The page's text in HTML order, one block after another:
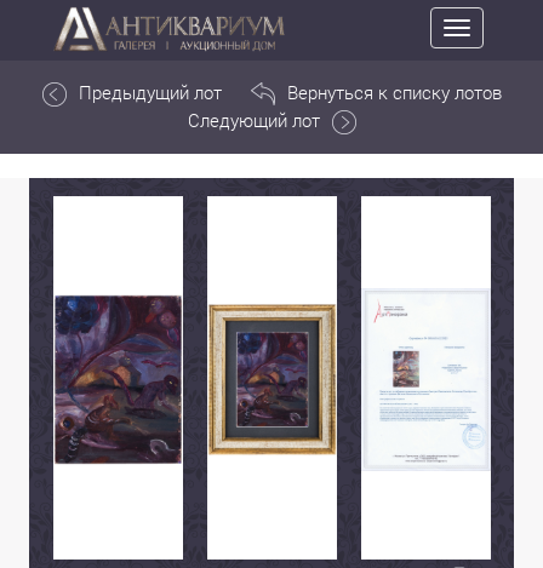
Toggle
navigation
Предыдущий лот
Вернуться к списку лотов
Следующий лот